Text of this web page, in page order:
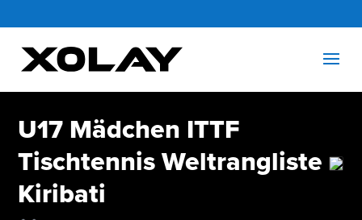
U17 Mädchen ITTF
Tischtennis Weltrangliste
Kiribati